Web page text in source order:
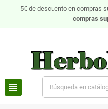
-5€ de descuento en compras
compras
view_headline